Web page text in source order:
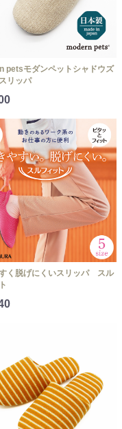
petsモダンペットシャドウズ
リッパ
く脱げにくいスリッパ スル